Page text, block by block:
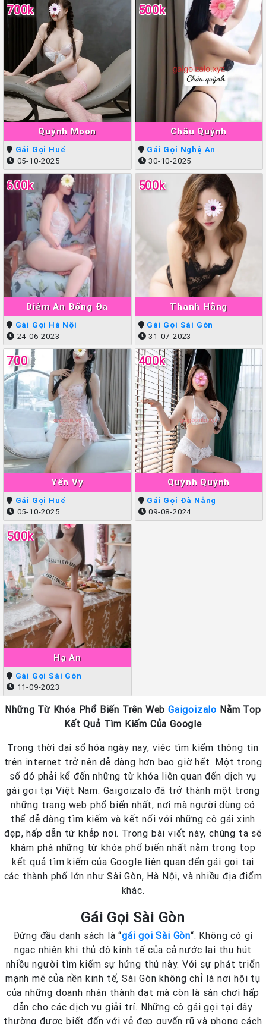
Quỳnh Moon
700k
Gái Gọi Huế
05-10-2025
Châu Quỳnh
500k
Gái Gọi Nghệ An
30-10-2025
Diễm An Đống Đa
600k
Gái Gọi Hà Nội
24-06-2023
Thanh Hằng
500k
Gái Gọi Sài Gòn
31-07-2023
Yến Vy
700
Gái Gọi Huế
05-10-2025
Quỳnh Quỳnh
400k
Gái Gọi Đà Nẵng
09-08-2024
Hạ An
500k
Gái Gọi Sài Gòn
11-09-2023
Những Từ Khóa Phổ Biến Trên WebGaigoizalo Nằm Top
Kết Quả Tìm Kiếm Của Google
Trong thời đại số hóa ngày nay, việc tìm kiếm thông tin
trên internet trở nên dễ dàng hơn bao giờ hết. Một trong
số đó phải kể đến những từ khóa liên quan đến dịch vụ
gái gọi tại Việt Nam. Gaigoizalo đã trở thành một trong
những trang web phổ biến nhất, nơi mà người dùng có
thể dễ dàng tìm kiếm và kết nối với những cô gái xinh
đẹp, hấp dẫn từ khắp nơi. Trong bài viết này, chúng ta sẽ
khám phá những từ khóa phổ biến nhất nằm trong top
kết quả tìm kiếm của Google liên quan đến gái gọi tại
các thành phố lớn như Sài Gòn, Hà Nội, và nhiều địa điểm
khác.
Gái Gọi Sài Gòn
Đứng đầu danh sách là “gái gọi Sài Gòn“. Không có gì
ngạc nhiên khi thủ đô kinh tế của cả nước lại thu hút
nhiều người tìm kiếm sự hứng thú này. Với sự phát triển
mạnh mẽ của nền kinh tế, Sài Gòn không chỉ là nơi hội tụ
của những doanh nhân thành đạt mà còn là sân chơi hấp
dẫn cho các dịch vụ giải trí. Những cô gái gọi tại đây
thường được biết đến với vẻ đẹp quyến rũ và phong cách